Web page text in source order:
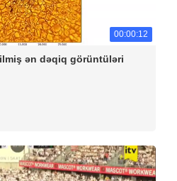
00:00:12
ən dəqiq görüntüləri